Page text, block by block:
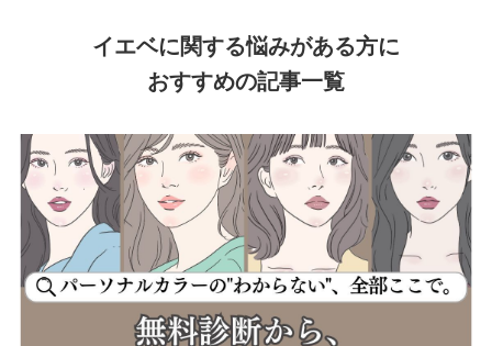
イエベに関する悩みがある方に
おすすめの記事一覧